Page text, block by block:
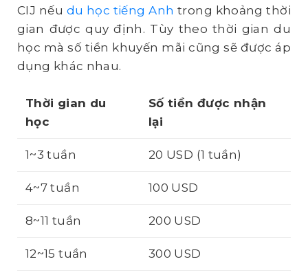
CIJ nếu du học tiếng Anh trong khoảng thời
gian được quy định. Tùy theo thời gian du
học mà số tiền khuyến mãi cũng sẽ được áp
dụng khác nhau.
Thời gian du
học
Số tiền được nhận
lại
1~3 tuần 20 USD (1 tuần)
4~7 tuần 100 USD
8~11 tuần 200 USD
12~15 tuần 300 USD